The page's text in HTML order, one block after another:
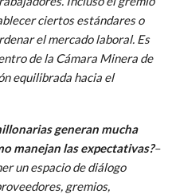
ciertos estándares o
el mercado laboral. Es
de la Cámara Minera de
equilibrada hacia el
generan mucha
manejan las expectativas?–
un espacio de diálogo
gremios,